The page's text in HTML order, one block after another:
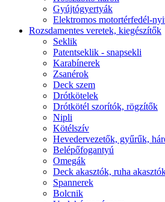
Gyújtógyertyák
Elektromos motortérfedél-
Rozsdamentes veretek, kiegészítők
Seklik
Patentseklik - snapsekli
Karabínerek
Zsanérok
Deck szem
Drótkötelek
Drótkötél szorítók, rögzítők
Nipli
Kötélszív
Hevedervezetők, gyűrűk,
Belépőfogantyú
Omegák
Deck akasztók, ruha
Spannerek
Bolcnik